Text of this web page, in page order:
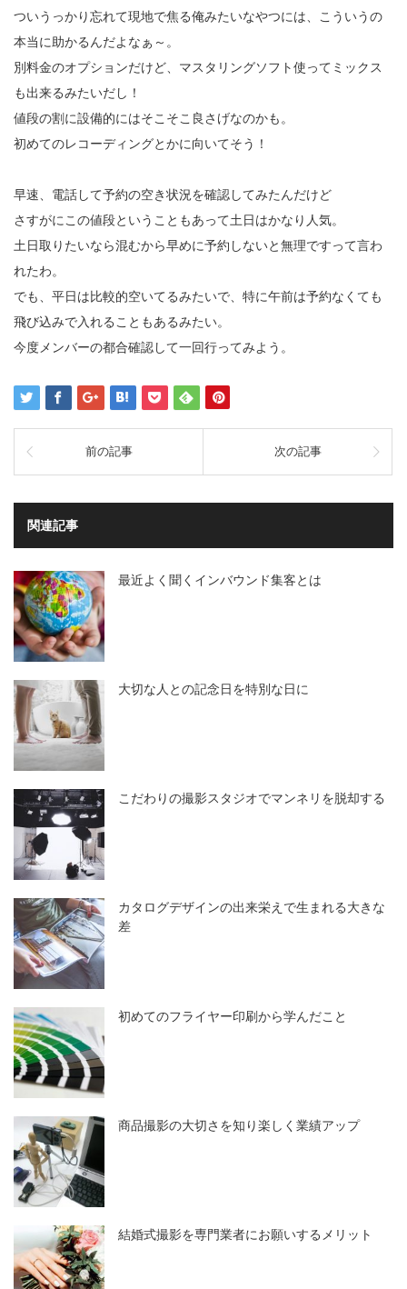
ついうっかり忘れて現地で焦る俺みたいなやつには、こういうの
本当に助かるんだよなぁ～。
別料金のオプションだけど、マスタリングソフト使ってミックス
も出来るみたいだし！
値段の割に設備的にはそこそこ良さげなのかも。
初めてのレコーディングとかに向いてそう！
早速、電話して予約の空き状況を確認してみたんだけど
さすがにこの値段ということもあって土日はかなり人気。
土日取りたいなら混むから早めに予約しないと無理ですって言わ
れたわ。
でも、平日は比較的空いてるみたいで、特に午前は予約なくても
飛び込みで入れることもあるみたい。
今度メンバーの都合確認して一回行ってみよう。
前の記事 次の記事
関連記事
最近よく聞くインバウンド集客とは
大切な人との記念日を特別な日に
こだわりの撮影スタジオでマンネリを脱却する
カタログデザインの出来栄えで生まれる大きな
差
初めてのフライヤー印刷から学んだこと
商品撮影の大切さを知り楽しく業績アップ
結婚式撮影を専門業者にお願いするメリット